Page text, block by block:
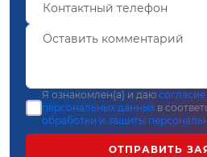
Я ознакомлен(а) и даю
персональных данных в
обработки и защиты
ОТПРАВИТЬ